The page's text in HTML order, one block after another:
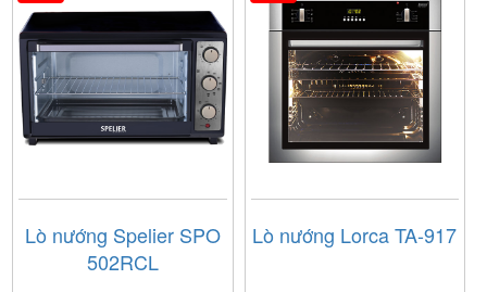
Lò nướng Spelier SPO
502RCL
Lò nướng Lorca TA-917